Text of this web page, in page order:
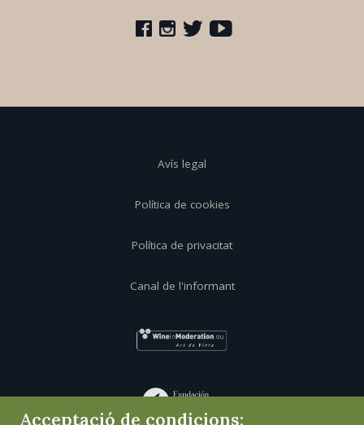
Avís legal
Política de cookies
Política de privacitat
Canal de l'informant
Acceptació de condicions: